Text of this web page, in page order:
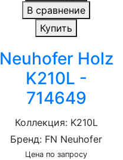
В сравнение
Купить
Neuhofer Holz
K210L -
714649
Коллекция: K210L
Бренд: FN Neuhofer
Цена по запросу